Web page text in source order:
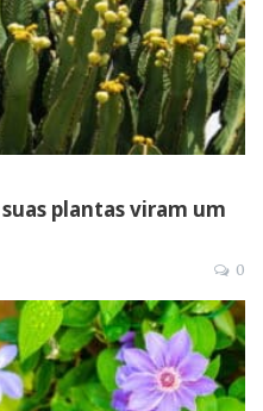
plantas viram um
0